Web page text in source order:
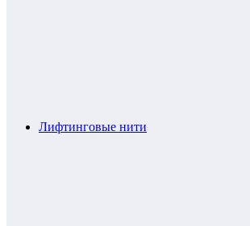
Лифтинговые нити